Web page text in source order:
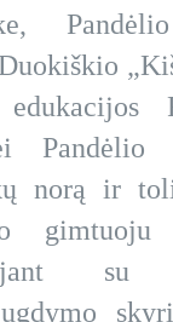
edukacijos
Pandėlio
norą ir
su